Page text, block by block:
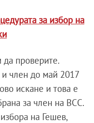
за избор на
проверите.
член до май 2017
искане и това е
за член на ВСС.
на Гешев,